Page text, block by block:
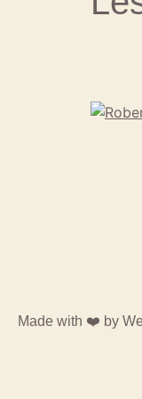
Made with ❤️ by